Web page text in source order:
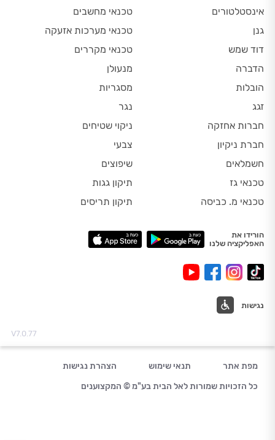
אינסטלטורים
גנן
דוד שמש
הדברה
הובלות
זגג
חברות אחזקה
חברת ניקיון
חשמלאים
טכנאי גז
טכנאי מ. כביסה
טכנאי מחשבים
טכנאי מערכות אזעקה
טכנאי מקררים
מנעולן
מסגריות
נגר
ניקוי שטיחים
צבעי
שיפוצים
תיקון גגות
תיקון תריסים
הורידו את
האפליקציה שלנו
נגישות
V7.0.77
מפת אתר תנאי שימוש
הצהרת נגישות
כל הזכויות שמורות לאל הבית בע"מ © המקצוענים